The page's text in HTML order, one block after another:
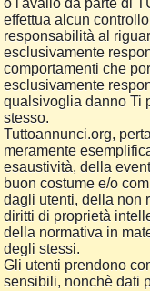
o l'avallo da parte di
effettua alcun
responsabilità al
esclusivamente
comportamenti che
esclusivamente
qualsivoglia danno Ti
stesso.
Tuttoannunci.org,
meramente
esaustività, della
buon costume e/o
dagli utenti, della non
diritti di proprietà
della normativa in
degli stessi.
Gli utenti prendono
sensibili, nonchè dati